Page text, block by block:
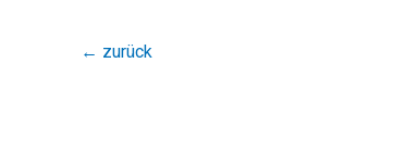
← zurück